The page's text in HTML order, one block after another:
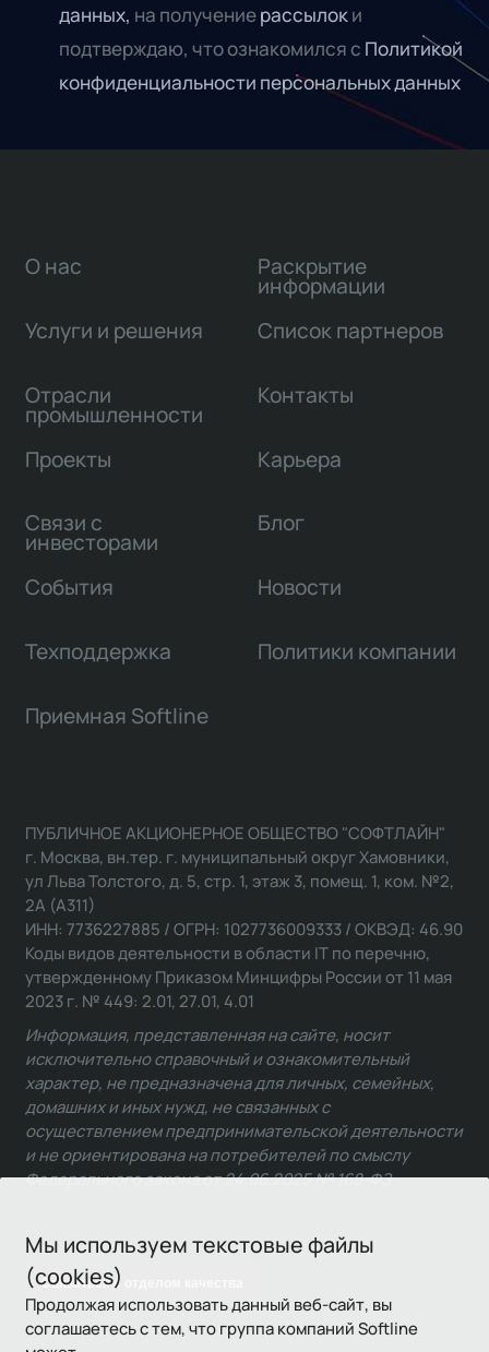
данных, на получениерассылок и
подтверждаю, что ознакомился с Политикой
конфиденциальности персональных данных
Мы используем текстовые файлы
(cookies)
Продолжая использовать данный веб-сайт, вы
соглашаетесь с тем, что группа компаний Softline
О нас
Услуги и решения
Отрасли
промышленности
Проекты
Связи с
инвесторами
Раскрытие
информации
Список партнеров
Контакты
Карьера
Блог
События Новости
Техподдержка Политики компании
Приемная Softline
Связаться с отделом качества
ПУБЛИЧНОЕ АКЦИОНЕРНОЕ ОБЩЕСТВО "СОФТЛАЙН"
г. Москва, вн.тер. г. муниципальный округ Хамовники,
ул Льва Толстого, д. 5, стр. 1, этаж 3, помещ. 1, ком. №2,
2А (А311)
ИНН: 7736227885 / ОГРН: 1027736009333 / ОКВЭД: 46.90
Коды видов деятельности в области IT по перечню,
утвержденному Приказом Минцифры России от 11 мая
2023 г. № 449: 2.01, 27.01, 4.01
Информация, представленная на сайте, носит
исключительно справочный и ознакомительный
характер, не предназначена для личных, семейных,
домашних и иных нужд, не связанных с
осуществлением предпринимательской деятельности
и не ориентирована на потребителей по смыслу
Федерального закона от 24.06.2025 № 168-ФЗ.